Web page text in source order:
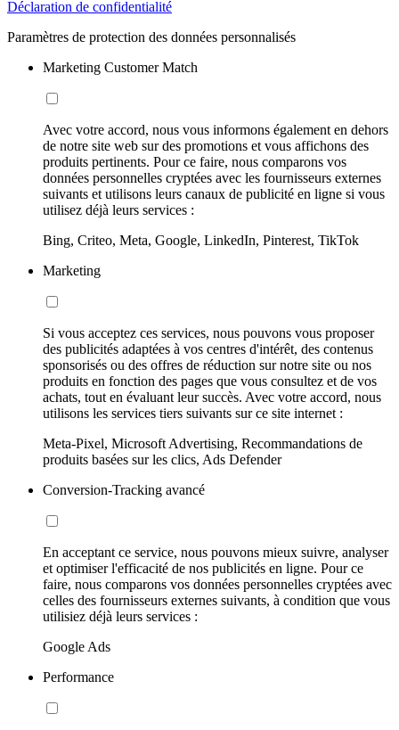
Déclaration de confidentialité
Paramètres de protection des données personnalisés
Marketing Customer Match
Avec votre accord, nous vous informons également en dehors
de notre site web sur des promotions et vous affichons des
produits pertinents. Pour ce faire, nous comparons vos
données personnelles cryptées avec les fournisseurs externes
suivants et utilisons leurs canaux de publicité en ligne si vous
utilisez déjà leurs services :
Bing, Criteo, Meta, Google, LinkedIn, Pinterest, TikTok
Marketing
Si vous acceptez ces services, nous pouvons vous proposer
des publicités adaptées à vos centres d'intérêt, des contenus
sponsorisés ou des offres de réduction sur notre site ou nos
produits en fonction des pages que vous consultez et de vos
achats, tout en évaluant leur succès. Avec votre accord, nous
utilisons les services tiers suivants sur ce site internet :
Meta-Pixel, Microsoft Advertising, Recommandations de
produits basées sur les clics, Ads Defender
Conversion-Tracking avancé
En acceptant ce service, nous pouvons mieux suivre, analyser
et optimiser l'efficacité de nos publicités en ligne. Pour ce
faire, nous comparons vos données personnelles cryptées avec
celles des fournisseurs externes suivants, à condition que vous
utilisiez déjà leurs services :
Google Ads
Performance